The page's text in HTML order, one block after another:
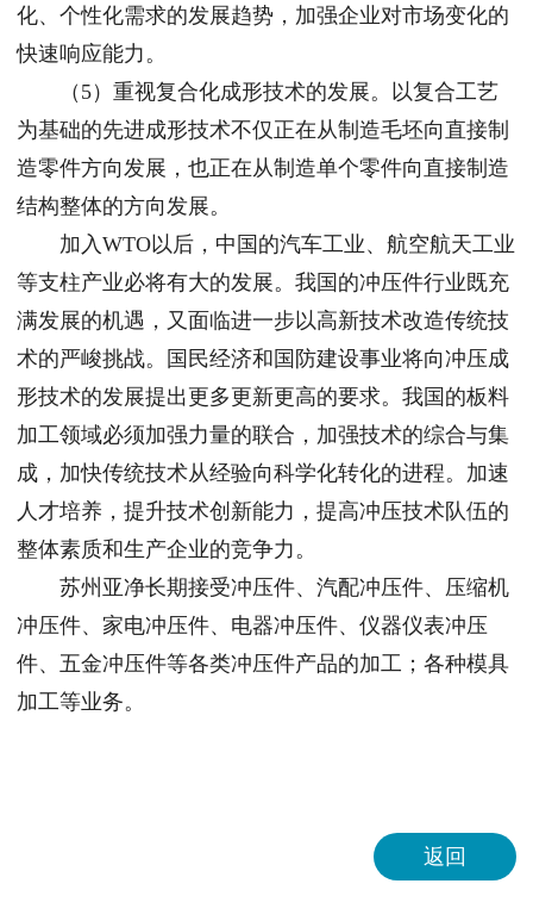
化、个性化需求的发展趋势，加强企业对市场变化的
快速响应能力。
（5）重视复合化成形技术的发展。以复合工艺
为基础的先进成形技术不仅正在从制造毛坯向直接制
造零件方向发展，也正在从制造单个零件向直接制造
结构整体的方向发展。
加入WTO以后，中国的汽车工业、航空航天工业
等支柱产业必将有大的发展。我国的冲压件行业既充
满发展的机遇，又面临进一步以高新技术改造传统技
术的严峻挑战。国民经济和国防建设事业将向冲压成
形技术的发展提出更多更新更高的要求。我国的板料
加工领域必须加强力量的联合，加强技术的综合与集
成，加快传统技术从经验向科学化转化的进程。加速
人才培养，提升技术创新能力，提高冲压技术队伍的
整体素质和生产企业的竞争力。
苏州亚净长期接受冲压件、汽配冲压件、压缩机
冲压件、家电冲压件、电器冲压件、仪器仪表冲压
件、五金冲压件等各类冲压件产品的加工；各种模具
加工等业务。
返回